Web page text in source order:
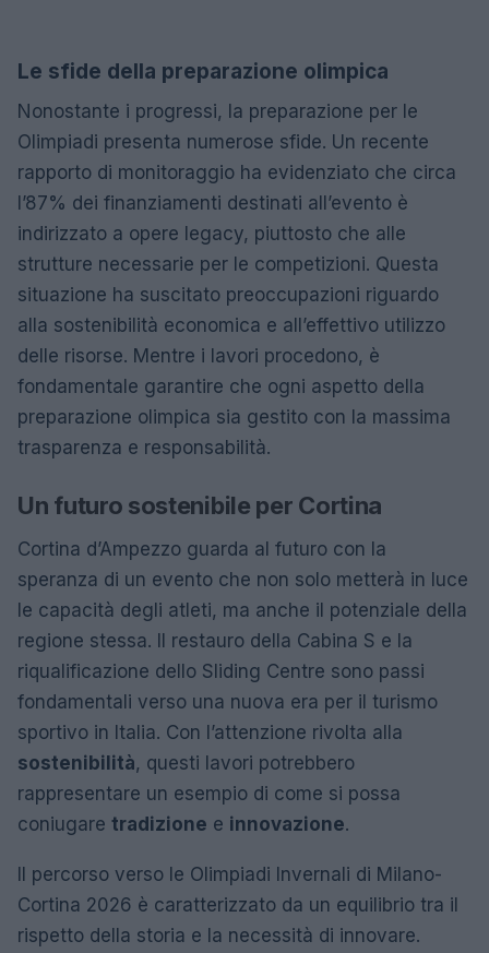
Le sfide della preparazione olimpica
Nonostante i progressi, la preparazione per le
Olimpiadi presenta numerose sfide. Un recente
rapporto di monitoraggio ha evidenziato che circa
l’87% dei finanziamenti destinati all’evento è
indirizzato a opere legacy, piuttosto che alle
strutture necessarie per le competizioni. Questa
situazione ha suscitato preoccupazioni riguardo
alla sostenibilità economica e all’effettivo utilizzo
delle risorse. Mentre i lavori procedono, è
fondamentale garantire che ogni aspetto della
preparazione olimpica sia gestito con la massima
trasparenza e responsabilità.
Un futuro sostenibile per Cortina
Cortina d’Ampezzo guarda al futuro con la
speranza di un evento che non solo metterà in luce
le capacità degli atleti, ma anche il potenziale della
regione stessa. Il restauro della Cabina S e la
riqualificazione dello Sliding Centre sono passi
fondamentali verso una nuova era per il turismo
sportivo in Italia. Con l’attenzione rivolta alla
sostenibilità, questi lavori potrebbero
rappresentare un esempio di come si possa
coniugare tradizione e innovazione.
Il percorso verso le Olimpiadi Invernali di Milano-
Cortina 2026 è caratterizzato da un equilibrio tra il
rispetto della storia e la necessità di innovare.